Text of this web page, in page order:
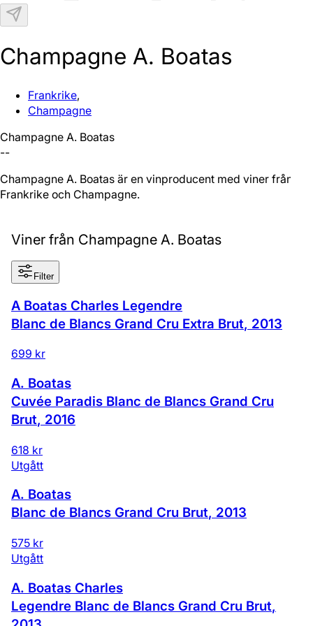
Champagne A. Boatas
Frankrike,
Champagne
Champagne A. Boatas
--
Champagne A. Boatas är en vinproducent med viner från
Frankrike och Champagne.
Viner från Champagne A. Boatas
Filter
A Boatas Charles Legendre
Blanc de Blancs Grand Cru Extra Brut, 2013
699 kr
A. Boatas
Cuvée Paradis Blanc de Blancs Grand Cru
Brut, 2016
618 kr
Utgått
A. Boatas
Blanc de Blancs Grand Cru Brut, 2013
575 kr
Utgått
A. Boatas Charles
Legendre Blanc de Blancs Grand Cru Brut,